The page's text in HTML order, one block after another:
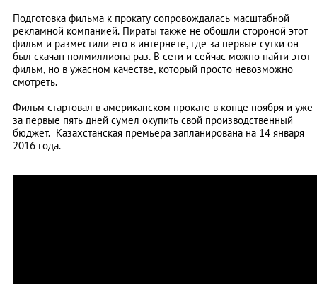
Подготовка фильма к прокату сопровождалась масштабной
рекламной компанией. Пираты также не обошли стороной этот
фильм и разместили его в интернете, где за первые сутки он
был скачан полмиллиона раз. В сети и сейчас можно найти этот
фильм, но в ужасном качестве, который просто невозможно
смотреть.
Фильм стартовал в американском прокате в конце ноября и уже
за первые пять дней сумел окупить свой производственный
бюджет. Казахстанская премьера запланирована на 14 января
2016 года.